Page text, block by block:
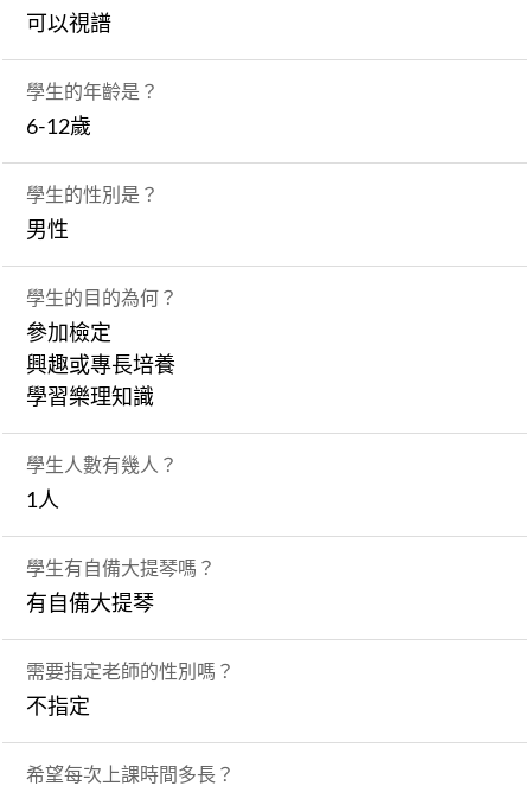
可以視譜
學生的年齡是？
6-12歲
學生的性別是？
男性
學生的目的為何？
參加檢定
興趣或專長培養
學習樂理知識
學生人數有幾人？
1人
學生有自備大提琴嗎？
有自備大提琴
需要指定老師的性別嗎？
不指定
希望每次上課時間多長？